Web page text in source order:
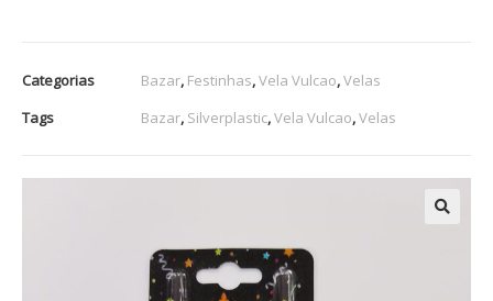
Categorias Bazar, Festinhas,Vela Vulcao,Velas
Tags
Bazar, Silverplastic,Vela Vulcao,Velas